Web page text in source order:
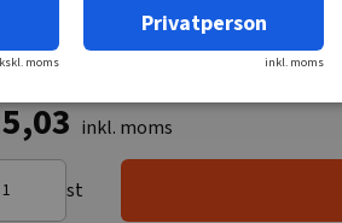
inkl. moms
st
moms
Privatperson
inkl. moms